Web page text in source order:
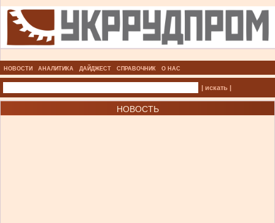
НОВОСТИ АНАЛИТИКА ДАЙДЖЕСТ СПРАВОЧНИК О НАС
| искать |
НОВОСТЬ